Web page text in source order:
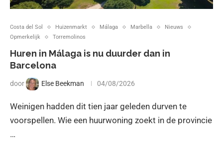
Costa del Sol Huizenmarkt Málaga Marbella
Nieuws
Opmerkelijk
Torremolinos
Huren in Málaga is nu duurder dan in
Barcelona
door Else Beekman 04/08/2026
Weinigen hadden dit tien jaar geleden durven te
voorspellen. Wie een huurwoning zoekt in de provincie
…